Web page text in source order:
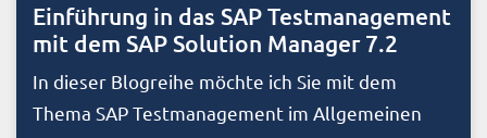
Einführung in das SAP Testmanagement
mit dem SAP Solution Manager 7.2
In dieser Blogreihe möchte ich Sie mit dem
Thema SAP Testmanagement im Allgemeinen